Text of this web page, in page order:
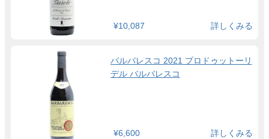
¥10,087 詳しくみる
バルバレスコ 2021 プロドゥットーリ
デル バルバレスコ
¥6,600 詳しくみる